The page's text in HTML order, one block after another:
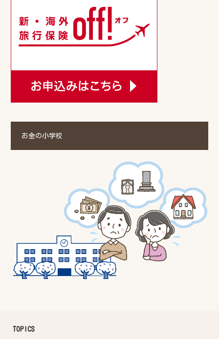
お金の小学校
TOPICS